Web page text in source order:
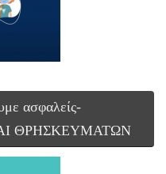
ασφαλείς-
ΘΡΗΣΚΕΥΜΑΤΩΝ